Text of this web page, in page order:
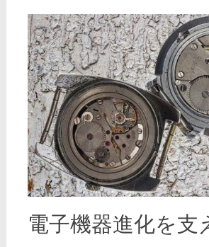
電子機器進化を支